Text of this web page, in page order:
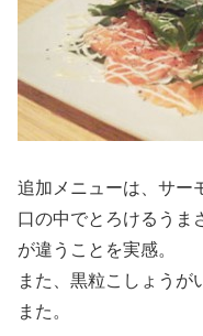
追加メニューは、サー
口の中でとろけるうま
が違うことを実感。
また、黒粒こしょうが
また。